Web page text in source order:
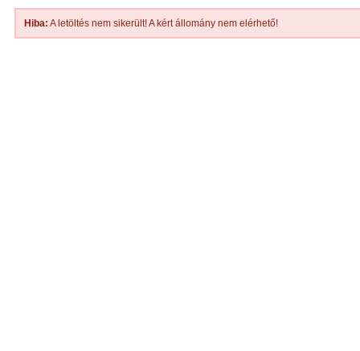
Hiba: A letöltés nem sikerült! A kért állomány nem elérhető!